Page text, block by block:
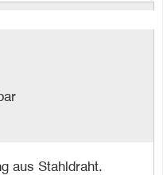
aus Stahldraht.